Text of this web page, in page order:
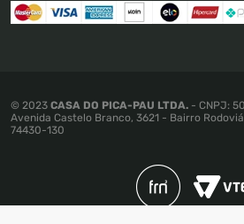
Mapa do Site
© 2023 CASA DO PICA-PAU LTDA. - CNPJ:
Avenida Castelo Branco, 3621 - Bairro
74430-130